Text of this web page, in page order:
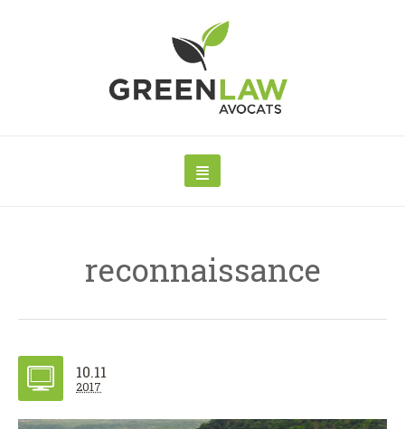
reconnaissance
10.11
2017